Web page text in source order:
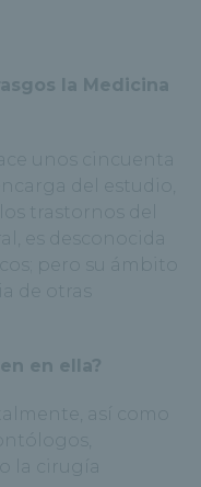
la Medicina
unos cincuenta
del estudio,
trastornos del
es desconocida
pero su ámbito
de otras
en ella?
así como
la cirugía